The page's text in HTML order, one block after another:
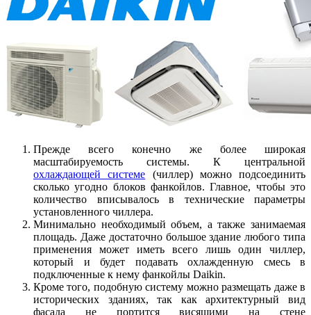
Прежде всего конечно же более широкая
масштабируемость системы. К центральной
охлаждающей системе (чиллер) можно подсоединить
сколько угодно блоков фанкойлов. Главное, чтобы это
количество вписывалось в технические параметры
установленного чиллера.
Минимально необходимый объем, а также занимаемая
площадь. Даже достаточно большое здание любого типа
применения может иметь всего лишь один чиллер,
который и будет подавать охлажденную смесь в
подключенные к нему фанкойлы Daikin.
Кроме того, подобную систему можно размещать даже в
исторических зданиях, так как архитектурный вид
фасада не портится висящими на стене